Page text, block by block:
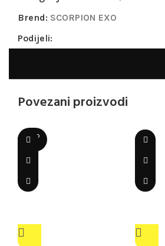
Brend: SCORPION EXO
Podijeli:
Povezani proizvodi
SOLD
OUT